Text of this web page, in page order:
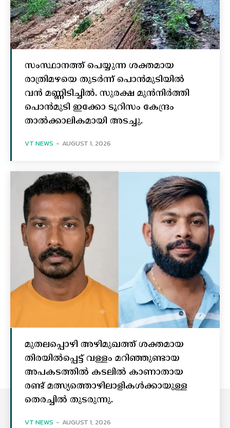
സംസ്ഥാനത്ത് പെയ്യുന്ന ശക്തമായ
രാത്രിമഴയെ തുടർന്ന് പൊൻമുടിയില്‍
വൻ മണ്ണിടിച്ചില്‍. സുരക്ഷ മുൻനിർത്തി
പൊൻമുടി ഇക്കോ ടൂറിസം കേന്ദ്രം
താല്‍ക്കാലികമായി അടച്ചു.
VT NEWS - AUGUST 1, 2026
മുതലപ്പൊഴി അഴിമുഖത്ത് ശക്തമായ
തിരയിൽപ്പെട്ട് വള്ളം മറിഞ്ഞുണ്ടായ
അപകടത്തിൽ കടലിൽ കാണാതായ
രണ്ട് മത്സ്യത്തൊഴിലാളികൾക്കായുള്ള
തെരച്ചിൽ തുടരുന്നു.
VT NEWS - AUGUST 1, 2026